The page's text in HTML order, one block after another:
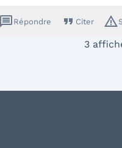
message Répondre format_quote Citer warning_amber
3